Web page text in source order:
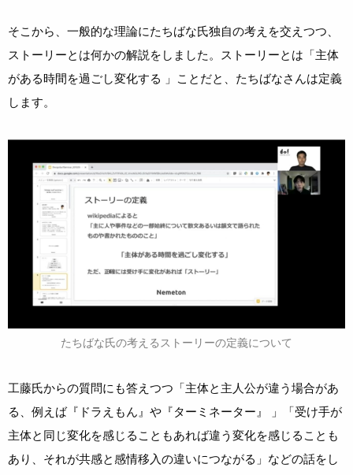
そこから、一般的な理論にたちばな氏独自の考えを交えつつ、
ストーリーとは何かの解説をしました。ストーリーとは「主体
がある時間を過ごし変化する 」ことだと、たちばなさんは定義
します。
たちばな氏の考えるストーリーの定義について
工藤氏からの質問にも答えつつ「主体と主人公が違う場合があ
る、例えば『ドラえもん』や『ターミネーター』 」「受け手が
主体と同じ変化を感じることもあれば違う変化を感じることも
あり、それが共感と感情移入の違いにつながる」などの話をし